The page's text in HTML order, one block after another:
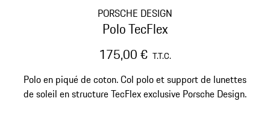
PORSCHE DESIGN
Polo TecFlex
175,00 € T.T.C.
Polo en piqué de coton. Col polo et support de lunettes
de soleil en structure TecFlex exclusive Porsche Design.